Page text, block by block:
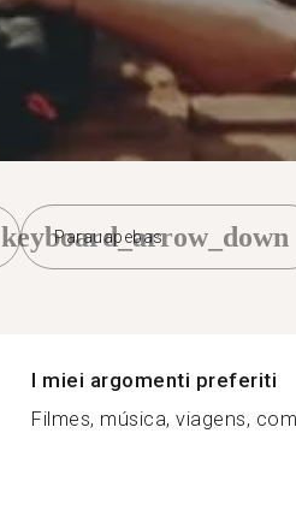
Parauapebas
keyboard_arrow_down
I miei argomenti preferiti
Filmes, música, viagens,